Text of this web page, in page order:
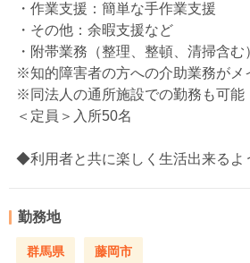
・作業支援：簡単な手作業支援
・その他：余暇支援など
・附帯業務（整理、整頓、清掃含む
※知的障害者の方への介助業務がメ
※同法人の通所施設での勤務も可能
＜定員＞入所50名
◆利用者と共に楽しく生活出来るよ
勤務地
群馬県 藤岡市